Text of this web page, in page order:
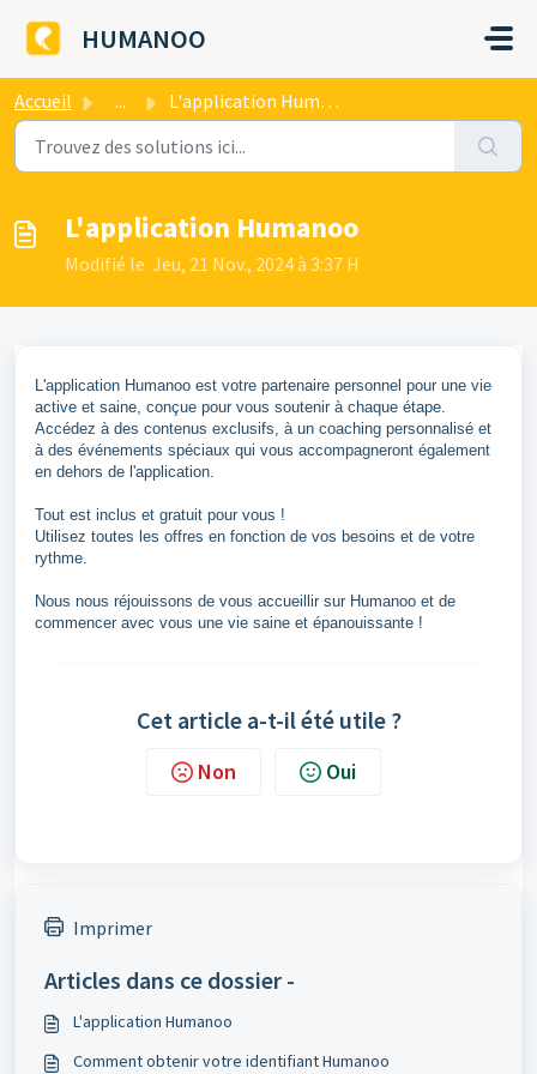
HUMANOO
Accueil ... L'application Humanoo
L'application Humanoo
Modifié le Jeu, 21 Nov., 2024 à 3:37 H
L'application Humanoo est votre partenaire personnel pour une vie
active et saine, conçue pour vous soutenir à chaque étape.
Accédez à des contenus exclusifs, à un coaching personnalisé et
à des événements spéciaux qui vous accompagneront également
en dehors de l'application.
Tout est inclus et gratuit pour vous !
Utilisez toutes les offres en fonction de vos besoins et de votre
rythme.
Nous nous réjouissons de vous accueillir sur Humanoo et de
commencer avec vous une vie saine et épanouissante !
Cet article a-t-il été utile ?
Non Oui
Imprimer
Articles dans ce dossier -
L'application Humanoo
Comment obtenir votre identifiant Humanoo